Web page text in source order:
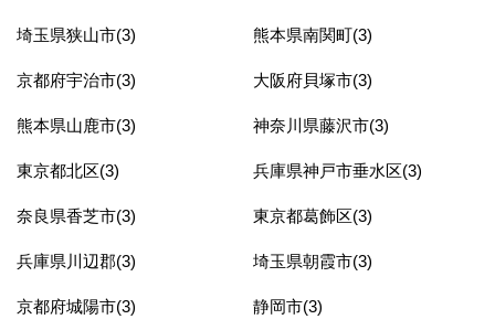
埼玉県狭山市(3) 熊本県南関町(3)
京都府宇治市(3) 大阪府貝塚市(3)
熊本県山鹿市(3) 神奈川県藤沢市(3)
東京都北区(3) 兵庫県神戸市垂水区(3)
奈良県香芝市(3) 東京都葛飾区(3)
兵庫県川辺郡(3) 埼玉県朝霞市(3)
京都府城陽市(3) 静岡市(3)